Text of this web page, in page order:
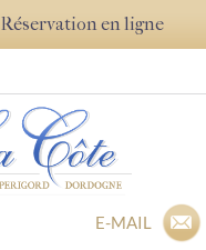
Réservation en ligne
E-MAIL